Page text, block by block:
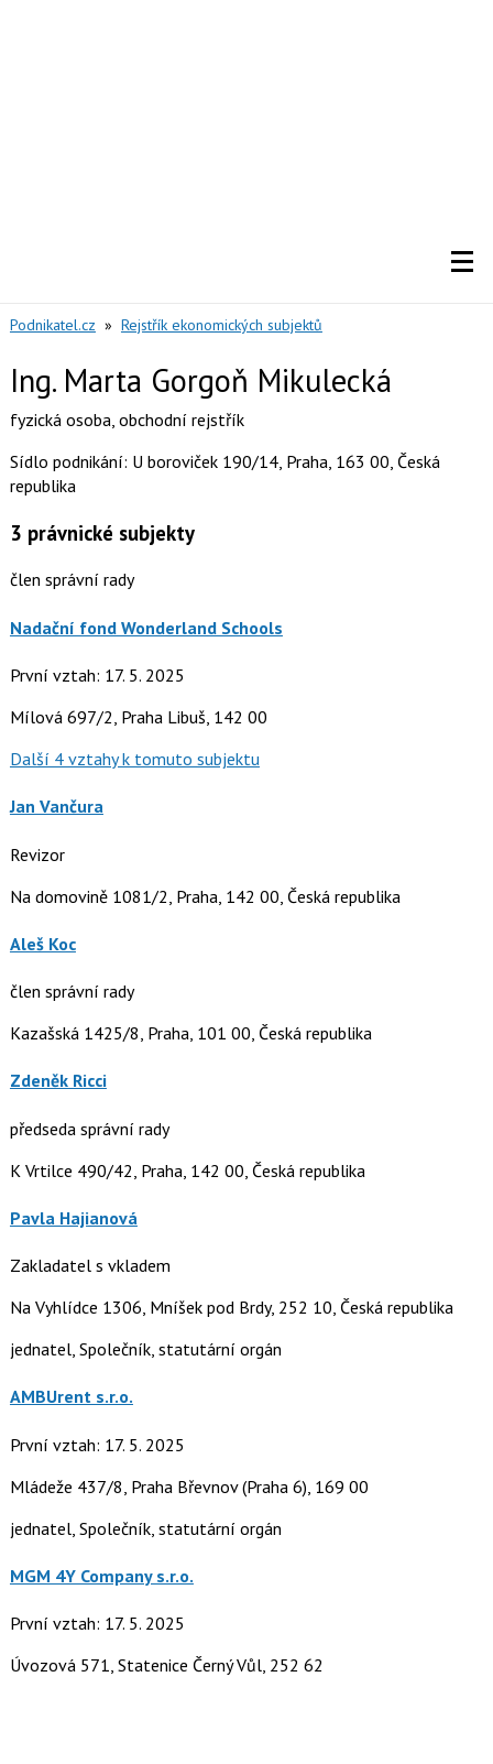
Podnikatel.cz » Rejstřík ekonomických subjektů
Ing. Marta Gorgoň Mikulecká
fyzická osoba, obchodní rejstřík
Sídlo podnikání: U boroviček 190/14, Praha, 163 00, Česká
republika
3 právnické subjekty
člen správní rady
Nadační fond Wonderland Schools
První vztah: 17. 5. 2025
Mílová 697/2, Praha Libuš, 142 00
Další 4 vztahy k tomuto subjektu
Jan Vančura
Revizor
Na domovině 1081/2, Praha, 142 00, Česká republika
Aleš Koc
člen správní rady
Kazašská 1425/8, Praha, 101 00, Česká republika
Zdeněk Ricci
předseda správní rady
K Vrtilce 490/42, Praha, 142 00, Česká republika
Pavla Hajianová
Zakladatel s vkladem
Na Vyhlídce 1306, Mníšek pod Brdy, 252 10, Česká republika
jednatel, Společník, statutární orgán
AMBUrent s.r.o.
První vztah: 17. 5. 2025
Mládeže 437/8, Praha Břevnov (Praha 6), 169 00
jednatel, Společník, statutární orgán
MGM 4Y Company s.r.o.
První vztah: 17. 5. 2025
Úvozová 571, Statenice Černý Vůl, 252 62